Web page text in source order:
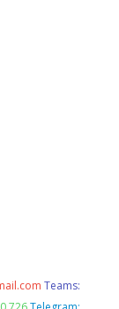
Teams: